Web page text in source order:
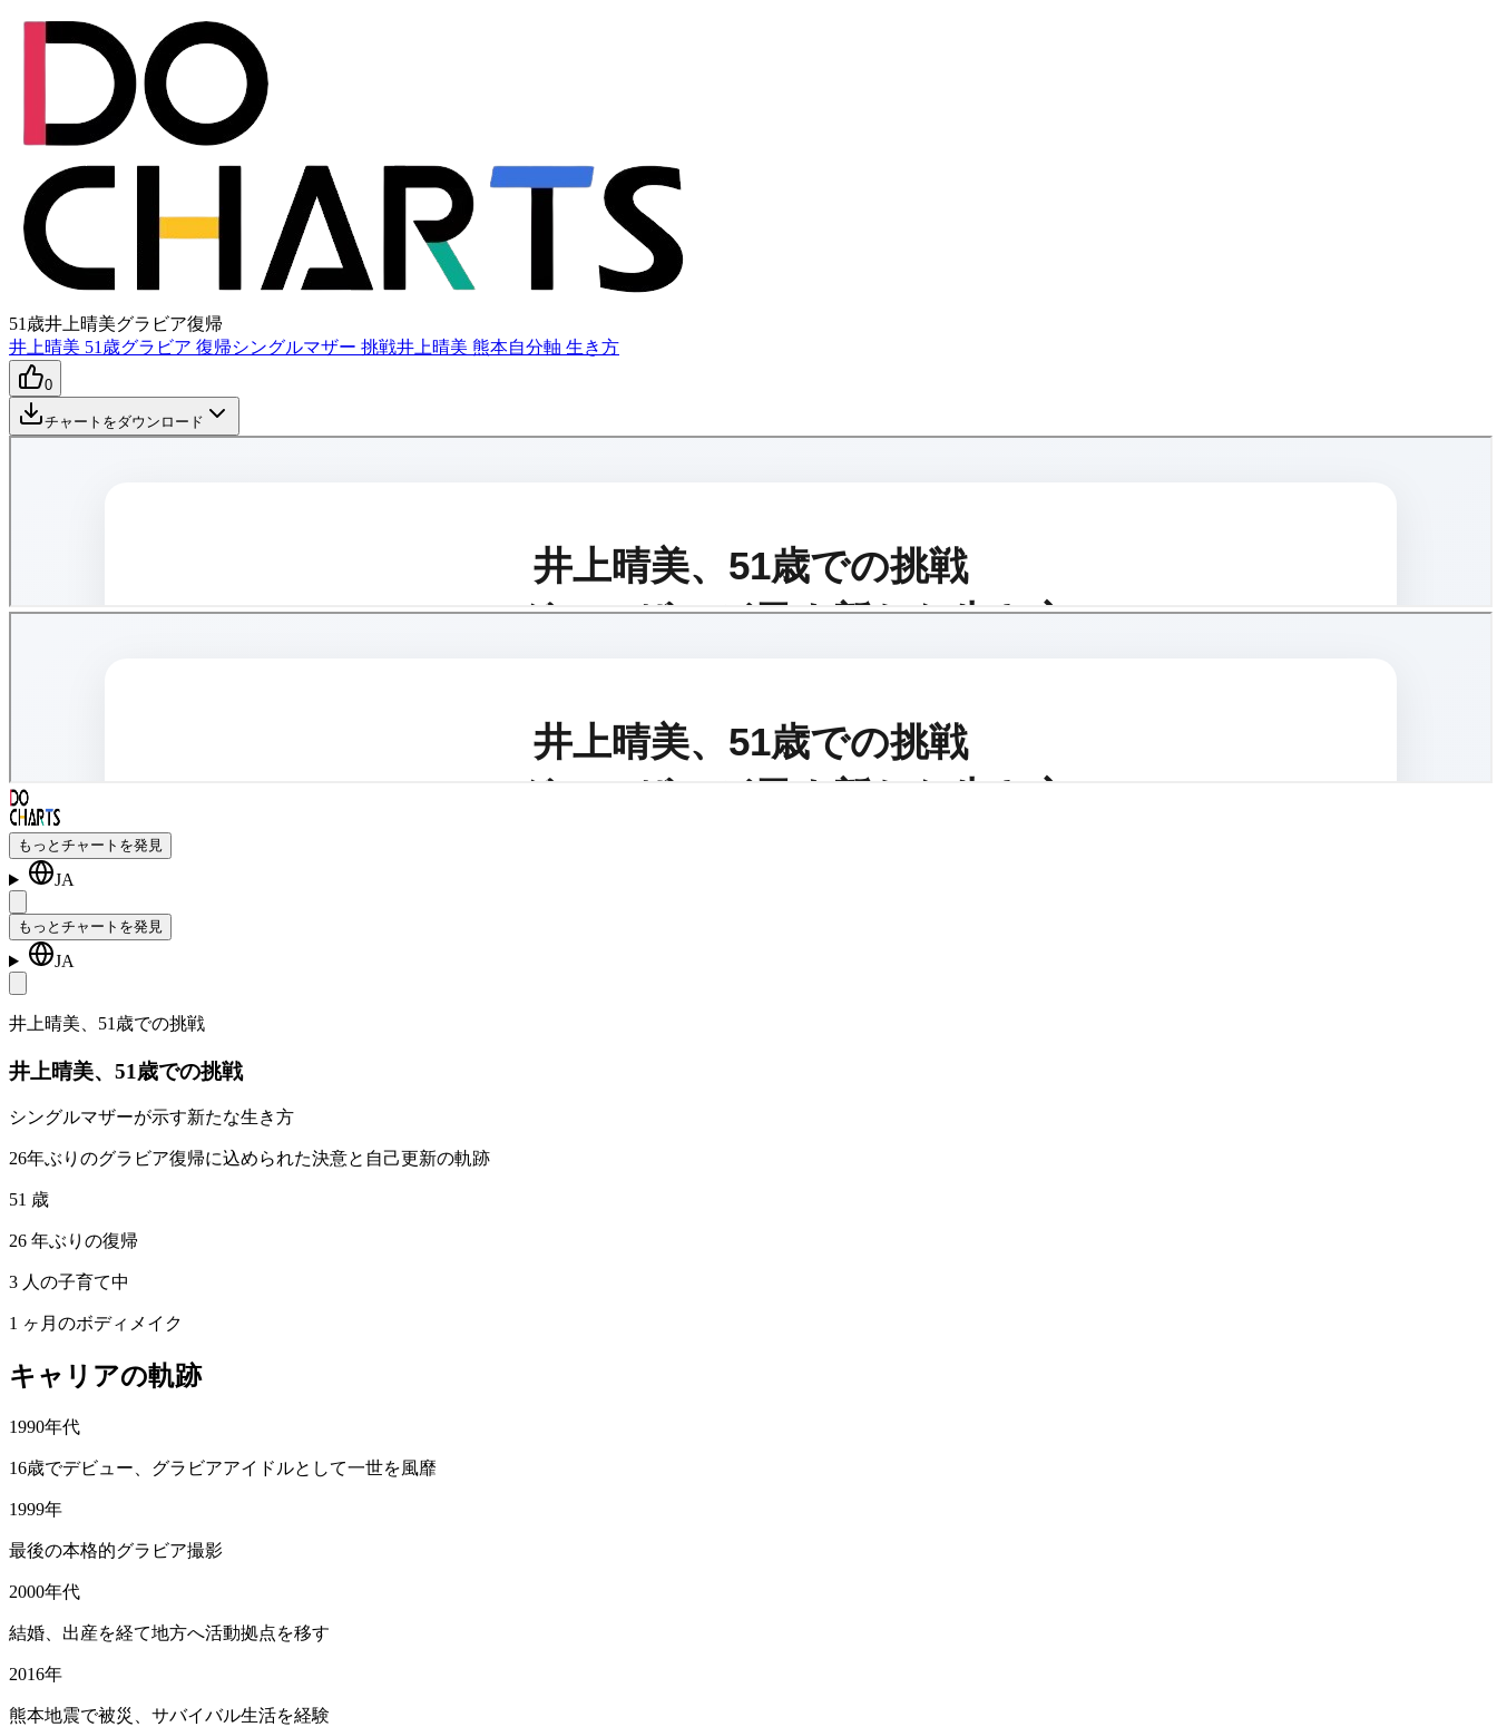
51歳井上晴美グラビア復帰
井上晴美 51歳グラビア 復帰シングルマザー 挑戦井上晴美 熊本自分軸 生き方
0
チャートをダウンロード
もっとチャートを発見
JA
もっとチャートを発見
JA
井上晴美、51歳での挑戦
井上晴美、51歳での挑戦
シングルマザーが示す新たな生き方
26年ぶりのグラビア復帰に込められた決意と自己更新の軌跡
51 歳
26 年ぶりの復帰
3 人の子育て中
1 ヶ月のボディメイク
キャリアの軌跡
1990年代
16歳でデビュー、グラビアアイドルとして一世を風靡
1999年
最後の本格的グラビア撮影
2000年代
結婚、出産を経て地方へ活動拠点を移す
2016年
熊本地震で被災、サバイバル生活を経験